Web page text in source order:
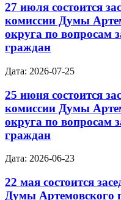
27 июля состоится
комиссии Думы
округа по вопросам
граждан
Дата: 2026-07-25
25 июня состоится
комиссии Думы
округа по вопросам
граждан
Дата: 2026-06-23
22 мая состоится
Думы Артемовского